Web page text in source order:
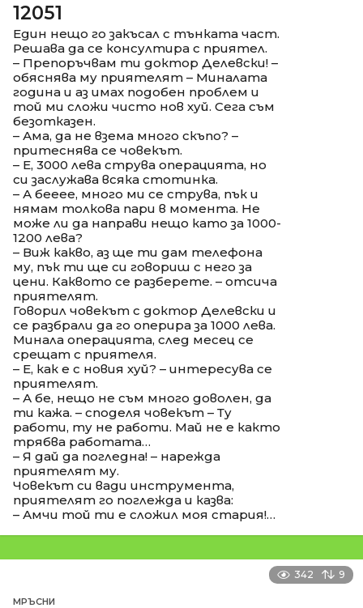
12051
Един нещо го закъсал с тънката част.
Решава да се консултира с приятел.
– Препоръчвам ти доктор Делевски! –
обяснява му приятелят – Миналата
година и аз имах подобен проблем и
той ми сложи чисто нов хуй. Сега съм
безотказен.
– Ама, да не взема много скъпо? –
притеснява се човекът.
– Е, 3000 лева струва операцията, но
си заслужава всяка стотинка.
– А бееее, много ми се струва, пък и
нямам толкова пари в момента. Не
може ли да направи нещо като за 1000-
1200 лева?
– Виж какво, аз ще ти дам телефона
му, пък ти ще си говориш с него за
цени. Каквото се разберете. – отсича
приятелят.
Говорил човекът с доктор Делевски и
се разбрали да го оперира за 1000 лева.
Минала операцията, след месец се
срещат с приятеля.
– Е, как е с новия хуй? – интересува се
приятелят.
– А бе, нещо не съм много доволен, да
ти кажа. – споделя човекът – Ту
работи, ту не работи. Май не е както
трябва работата…
– Я дай да погледна! – нарежда
приятелят му.
Човекът си вади инструмента,
приятелят го поглежда и казва:
– Амчи той ти е сложил моя стария!…
342 9
МРЪСНИ